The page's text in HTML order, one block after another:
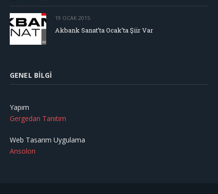
19 OCAK 2015
Akbank Sanat’ta Ocak’ta Şiir Var
GENEL BILGI
Yapım
Gergedan Tanıtım
Web Tasarım Uygulama
Ansolon